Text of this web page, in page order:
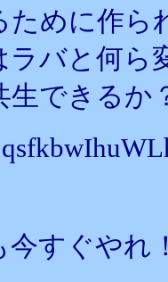
ために作ら
ラバと何ら
生できるか
今すぐやれ